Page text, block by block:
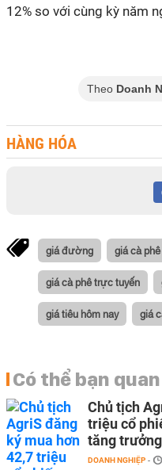
12% so với cùng kỳ năm
Theo Doanh
HÀNG HÓA
giá đường giá cà phê
giá cà phê trực tuyến
giá tiêu hôm nay giá
Có thể bạn
Chủ tịch
triệu cổ
tăng
DOANH NGHIỆP -